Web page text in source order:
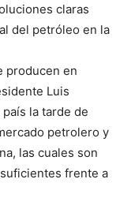
claras
del petróleo en la
producen en
Luis
la tarde de
petrolero y
las cuales son
frente a